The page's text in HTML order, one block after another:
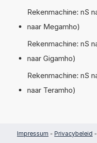
Rekenmachine: nS
naar Megamho)
Rekenmachine: nS
naar Gigamho)
Rekenmachine: nS
naar Teramho)
Impressum - Privacybeleid -